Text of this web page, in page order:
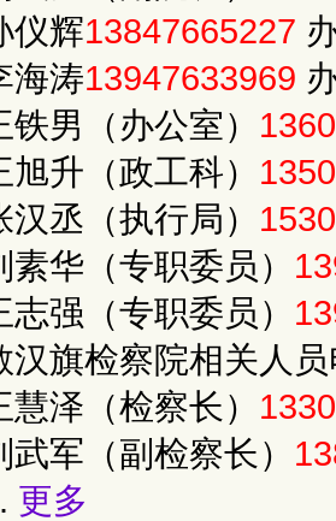
仪辉13847665227
海涛13947633969
铁男（办公室）
旭升（政工科）
汉丞（执行局）
素华（专职委员）
志强（专职委员）
汉旗检察院相关人
慧泽（检察长）
武军（副检察长）
更多